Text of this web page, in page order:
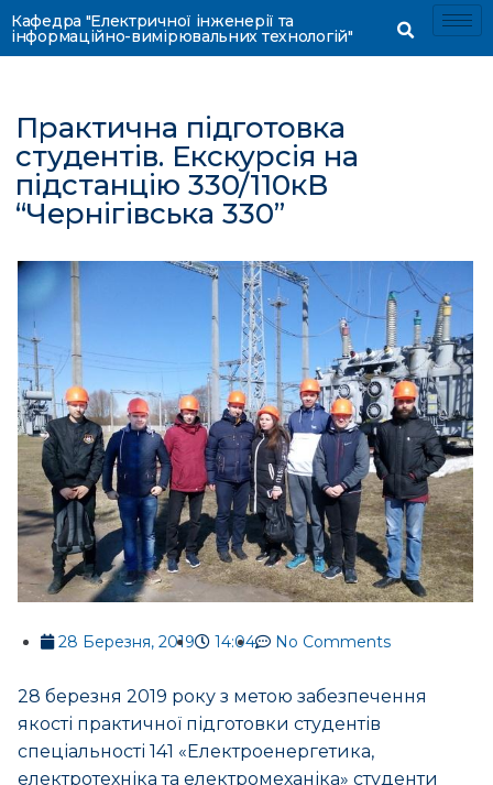
Кафедра "Електричної інженерії та
інформаційно-вимірювальних технологій"
Практична підготовка
студентів. Eкскурсія на
підстанцію 330/110кВ
“Чернігівська 330”
28 Березня, 2019 14:04 No Comments
28 березня 2019 року з метою забезпечення
якості практичної підготовки студентів
спеціальності 141 «Електроенергетика,
електротехніка та електромеханіка» студенти